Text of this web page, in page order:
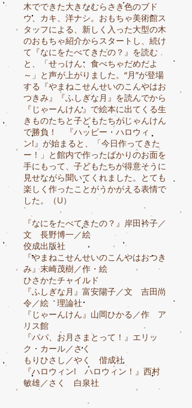
木でできた大きなむらさき色のブド
ウ、カキ、洋ナシ。おもちゃ美術館ス
タッフによる、新しく入った大型の木
のおもちゃ紹介からスタートし、続け
て『なにをたべてきたの？』を読む
と、「せっけん、食べちゃだめだよ
～」と声が上がりました。“月”が登場
する『やまねこせんせいのこんやはお
つきみ』『ふしぎな月』を読んでから
『じゃーんけん』で絵本に出てくる生
きものたちと子どもたちがじゃんけん
で勝負！ 『ハッピー・ハロウィ
ン!』が始まると、「今日作ってきた
ー！」と館内で作ったばかりのお面を
手にもって、子どもたちが得意そうに
見せながら聞いてくれました。とても
楽しく作ったことがうかがえる表情で
した。（U）
『なにをたべてきたの？』岸田衿子／
文 長野博一／絵
佼成出版社
『やまねこせんせいのこんやはおつき
み』末崎茂樹／作・絵
ひさかたチャイルド
『ふしぎな月』富安陽子／文 吉田尚
令／絵 理論社
『じゃーんけん』山岡ひかる／作 ア
リス館
『パパ、お月さまとって！』エリッ
ク・カール／さく
もりひさし／やく 偕成社
『ハロウィン! ハロウィン！』西村
敏雄／さく 白泉社